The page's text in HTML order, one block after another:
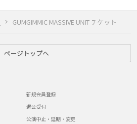
GUMGIMMIC MASSIVE UNIT チケット
ページトップへ
新規会員登録
退会受付
公演中止・延期・変更